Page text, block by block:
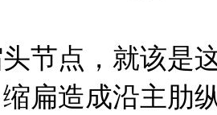
节点，就该是
扁造成沿主肋